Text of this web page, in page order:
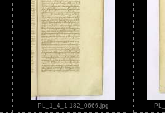
PL_1_4_1-182_0666.jpg